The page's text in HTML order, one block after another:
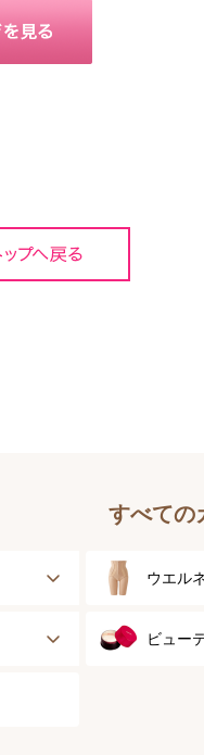
すべての
ウエル
健康サ
ビュー